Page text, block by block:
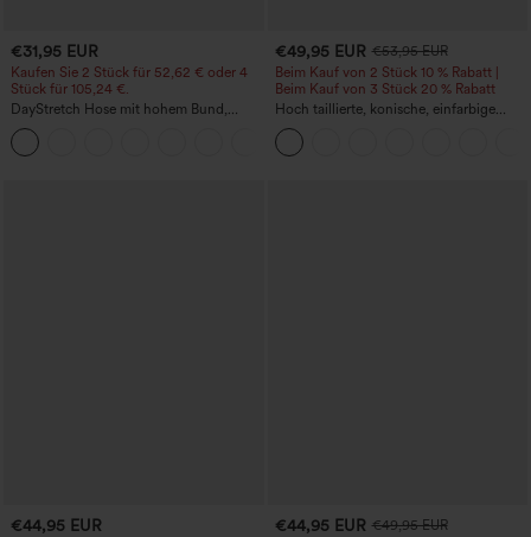
€31,95 EUR
Kaufen Sie 2 Stück für 52,62 € oder 4
Stück für 105,24 €.
DayStretch Hose mit hohem Bund,
Barrel-Leg und Taschen
€49,95 EUR €53,95 EUR
Beim Kauf von 2 Stück 10 % Rabatt |
Beim Kauf von 3 Stück 20 % Rabatt
Hoch taillierte, konische, einfarbige
Anzughose mit Seitentaschen
€44,95 EUR €44,95 EUR €49,95 EUR